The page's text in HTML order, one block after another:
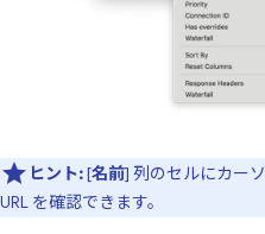
ヒント:[名前] 列のセルにカー
URL を確認できます。